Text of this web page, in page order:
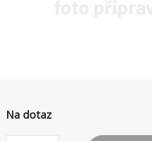
Na dotaz